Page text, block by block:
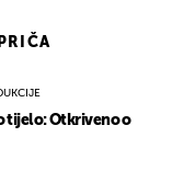
tijelo: Otkriveno o